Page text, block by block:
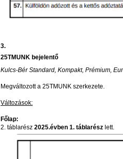
3.
25TMUNK bejelentő
Kulcs-Bér Standard, Kompakt, Prémium,
Megváltozott a 25TMUNK szerkezete.
Változások:
Főlap:
2. táblarész 2025.évben 1. táblarész lett.